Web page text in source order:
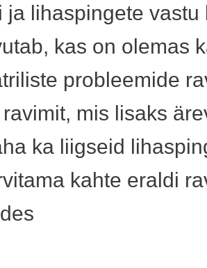
ja lihaspingete vastu
kas on olemas
probleemide
mis lisaks
ka liigseid
kahte eraldi